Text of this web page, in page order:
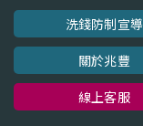
洗錢防制宣導
關於兆豐
線上客服